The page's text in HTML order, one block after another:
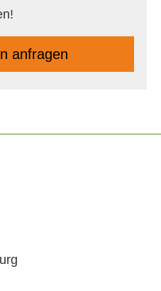
anfragen